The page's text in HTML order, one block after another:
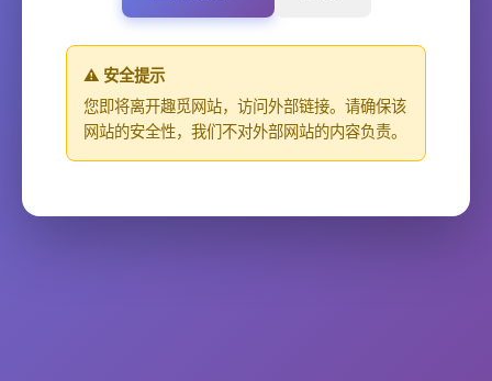
⚠️ 安全提示
您即将离开趣觅网站，访问外部链接。请确保该
网站的安全性，我们不对外部网站的内容负责。